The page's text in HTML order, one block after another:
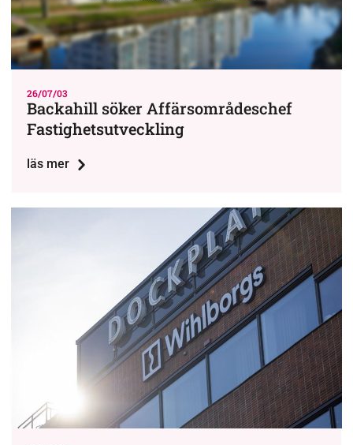
26/07/03
Backahill söker Affärsområdeschef
Fastighetsutveckling
läs mer